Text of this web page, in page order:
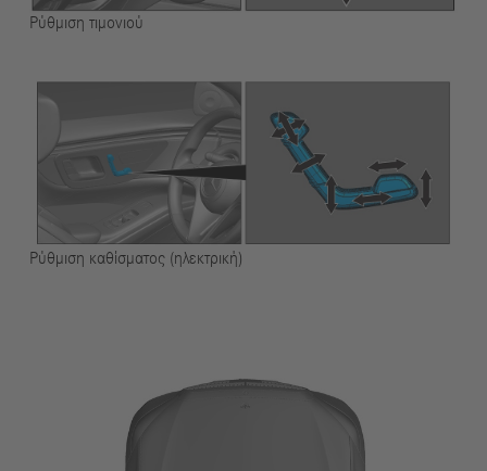
Ρύθμιση τιμονιού
Ρύθμιση καθίσματος (ηλεκτρική)